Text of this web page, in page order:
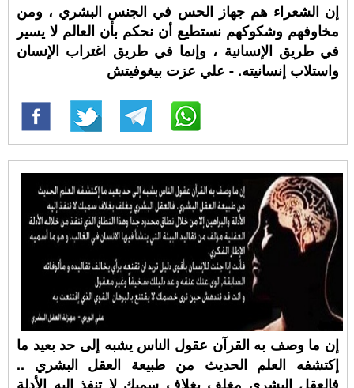
إن الشعراء هم جهاز الحس في الجنس البشري ، ومن
مخاوفهم وشكوكهم نستطيع أن نحكم بأن العالم لا يسير
في طريق الإنسانية ، وإنما في طريق اغتراب الإنسان
واستلاب إنسانيته. - علي عزت بيغوفيتش
إن ما وصف به القرآن عقول الناس يشبه إلى حد بعيد ما
إكتشفه العلم الحديث من طبيعة العقل البشري ..